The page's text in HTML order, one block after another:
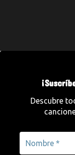
Descubre